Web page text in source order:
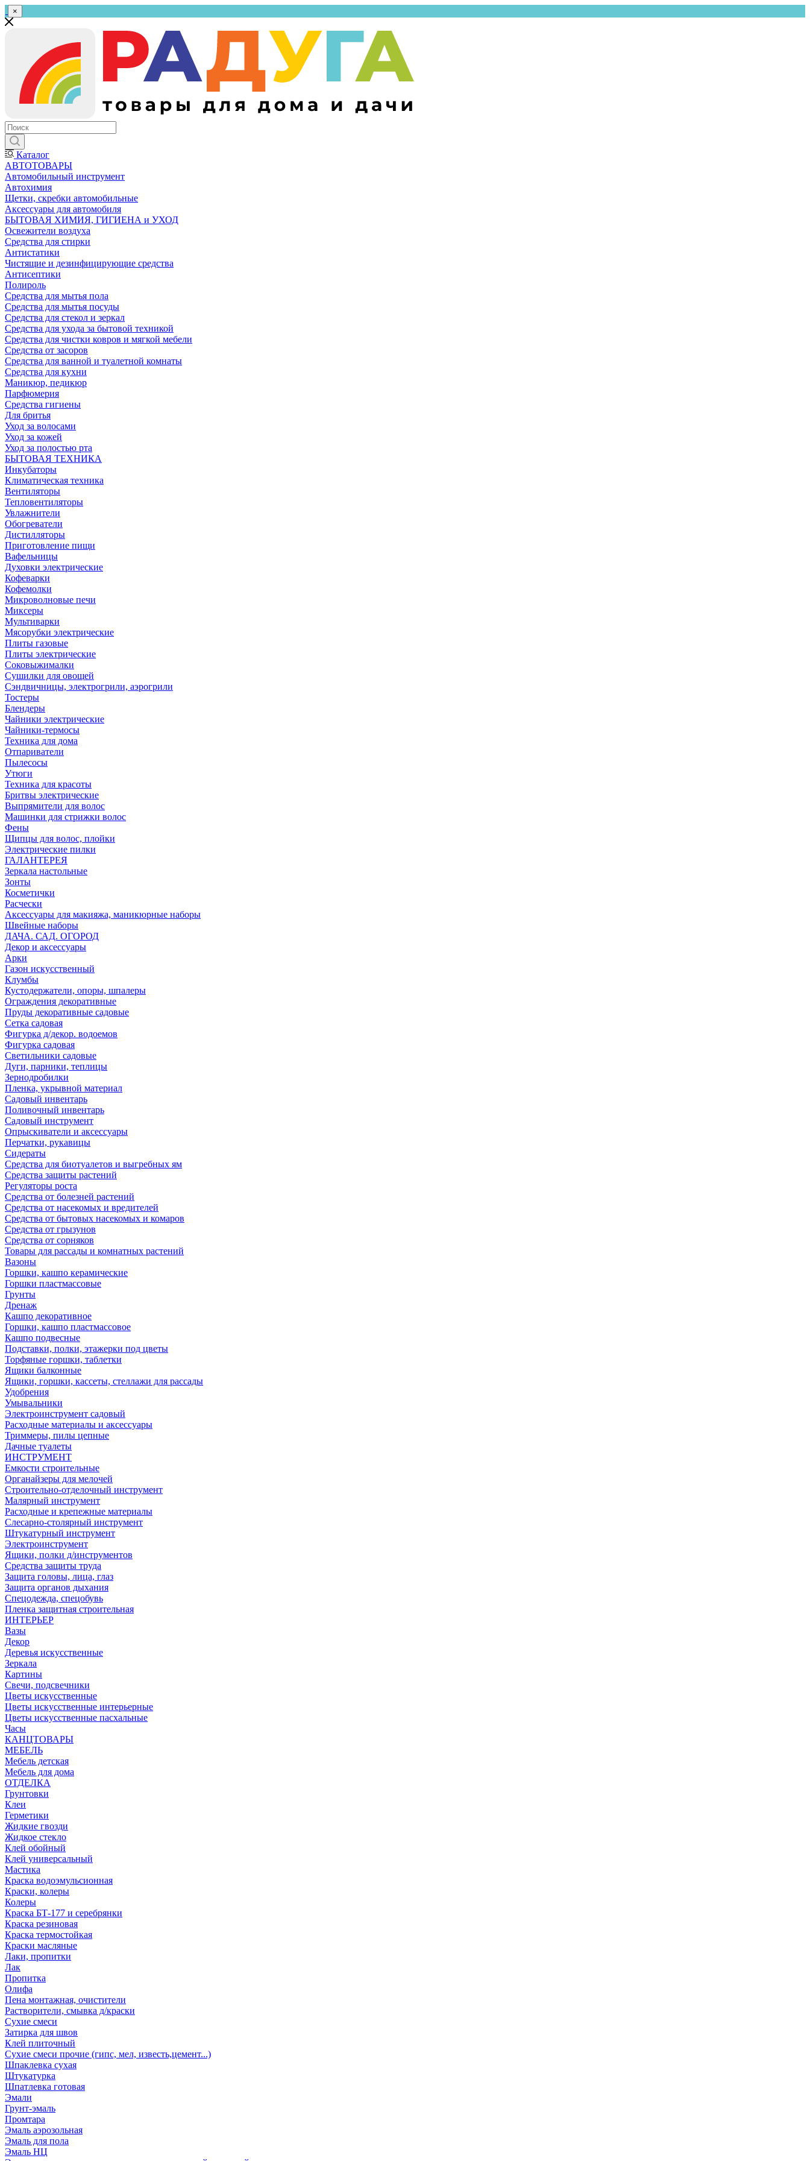
×
Каталог
АВТОТОВАРЫ
Автомобильный инструмент
Автохимия
Щетки, скребки автомобильные
Аксессуары для автомобиля
БЫТОВАЯ ХИМИЯ, ГИГИЕНА и УХОД
Освежители воздуха
Средства для стирки
Антистатики
Чистящие и дезинфицирующие средства
Антисептики
Полироль
Средства для мытья пола
Средства для мытья посуды
Средства для стекол и зеркал
Средства для ухода за бытовой техникой
Средства для чистки ковров и мягкой мебели
Средства от засоров
Средства для ванной и туалетной комнаты
Средства для кухни
Маникюр, педикюр
Парфюмерия
Средства гигиены
Для бритья
Уход за волосами
Уход за кожей
Уход за полостью рта
БЫТОВАЯ ТЕХНИКА
Инкубаторы
Климатическая техника
Вентиляторы
Тепловентиляторы
Увлажнители
Обогреватели
Дистилляторы
Приготовление пищи
Вафельницы
Духовки электрические
Кофеварки
Кофемолки
Микроволновые печи
Миксеры
Мультиварки
Мясорубки электрические
Плиты газовые
Плиты электрические
Соковыжималки
Сушилки для овощей
Сэндвичницы, электрогрили, аэрогрили
Тостеры
Блендеры
Чайники электрические
Чайники-термосы
Техника для дома
Отпариватели
Пылесосы
Утюги
Техника для красоты
Бритвы электрические
Выпрямители для волос
Машинки для стрижки волос
Фены
Щипцы для волос, плойки
Электрические пилки
ГАЛАНТЕРЕЯ
Зеркала настольные
Зонты
Косметички
Расчески
Аксессуары для макияжа, маникюрные наборы
Швейные наборы
ДАЧА. САД. ОГОРОД
Декор и аксессуары
Арки
Газон искусственный
Клумбы
Кустодержатели, опоры, шпалеры
Ограждения декоративные
Пруды декоративные садовые
Сетка садовая
Фигурка д/декор. водоемов
Фигурка садовая
Светильники садовые
Дуги, парники, теплицы
Зернодробилки
Пленка, укрывной материал
Садовый инвентарь
Поливочный инвентарь
Садовый инструмент
Опрыскиватели и аксессуары
Перчатки, рукавицы
Сидераты
Средства для биотуалетов и выгребных ям
Средства защиты растений
Регуляторы роста
Средства от болезней растений
Средства от насекомых и вредителей
Средства от бытовых насекомых и комаров
Средства от грызунов
Средства от сорняков
Товары для рассады и комнатных растений
Вазоны
Горшки, кашпо керамические
Горшки пластмассовые
Грунты
Дренаж
Кашпо декоративное
Горшки, кашпо пластмассовое
Кашпо подвесные
Подставки, полки, этажерки под цветы
Торфяные горшки, таблетки
Ящики балконные
Ящики, горшки, кассеты, стеллажи для рассады
Удобрения
Умывальники
Электроинструмент садовый
Расходные материалы и аксессуары
Триммеры, пилы цепные
Дачные туалеты
ИНСТРУМЕНТ
Емкости строительные
Органайзеры для мелочей
Строительно-отделочный инструмент
Малярный инструмент
Расходные и крепежные материалы
Слесарно-столярный инструмент
Штукатурный инструмент
Электроинструмент
Ящики, полки д/инструментов
Средства защиты труда
Защита головы, лица, глаз
Защита органов дыхания
Спецодежда, спецобувь
Пленка защитная строительная
ИНТЕРЬЕР
Вазы
Декор
Деревья искусственные
Зеркала
Картины
Свечи, подсвечники
Цветы искусственные
Цветы искусственные интерьерные
Цветы искусственные пасхальные
Часы
КАНЦТОВАРЫ
МЕБЕЛЬ
Мебель детская
Мебель для дома
ОТДЕЛКА
Грунтовки
Клеи
Герметики
Жидкие гвозди
Жидкое стекло
Клей обойный
Клей универсальный
Мастика
Краска водоэмульсионная
Краски, колеры
Колеры
Краска БТ-177 и серебрянки
Краска резиновая
Краска термостойкая
Краски масляные
Лаки, пропитки
Лак
Пропитка
Олифа
Пена монтажная, очистители
Растворители, смывка д/краски
Сухие смеси
Затирка для швов
Клей плиточный
Сухие смеси прочие (гипс, мел, известь,цемент...)
Шпаклевка сухая
Штукатурка
Шпатлевка готовая
Эмали
Грунт-эмаль
Промтара
Эмаль аэрозольная
Эмаль для пола
Эмаль НЦ